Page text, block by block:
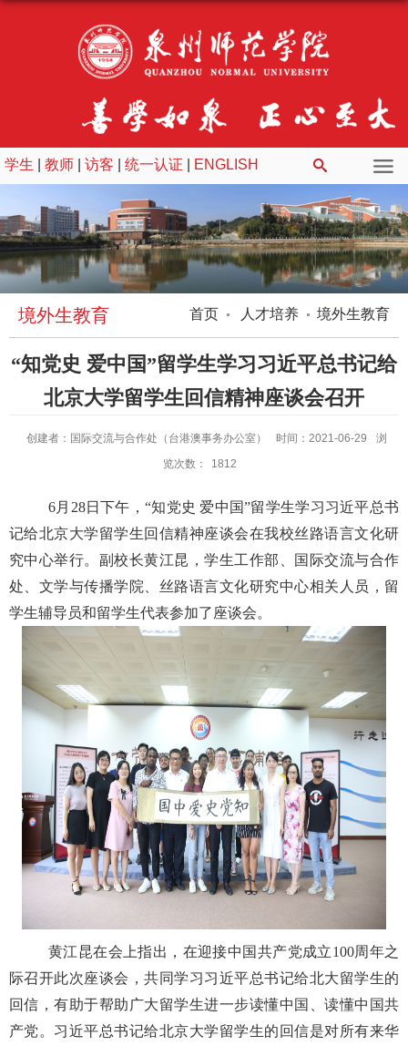
学生 教师 访客 统一认证 ENGLISH
首页 人才培养 境外生教育
境外生教育
“知党史 爱中国”留学生学习习近平总书记给
北京大学留学生回信精神座谈会召开
创建者：国际交流与合作处（台港澳事务办公室） 时间：2021-06-29
浏
览次数：
1812
6月28日下午，“知党史 爱中国”留学生学习习近平总书
记给北京大学留学生回信精神座谈会在我校丝路语言文化研
究中心举行。副校长黄江昆，学生工作部、国际交流与合作
处、文学与传播学院、丝路语言文化研究中心相关人员，留
学生辅导员和留学生代表参加了座谈会。
黄江昆在会上指出，在迎接中国共产党成立100周年之
际召开此次座谈会，共同学习习近平总书记给北大留学生的
回信，有助于帮助广大留学生进一步读懂中国、读懂中国共
产党。习近平总书记给北京大学留学生的回信是对所有来华